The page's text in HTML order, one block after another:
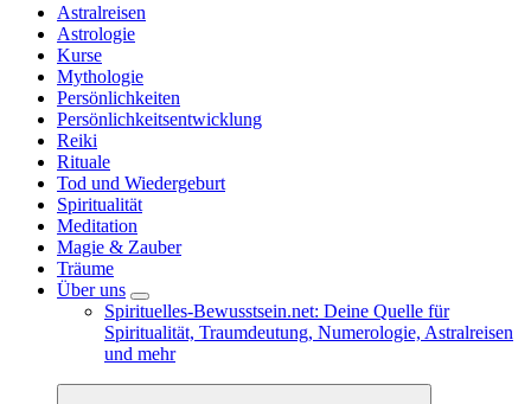
Astralreisen
Astrologie
Kurse
Mythologie
Persönlichkeiten
Persönlichkeitsentwicklung
Reiki
Rituale
Tod und Wiedergeburt
Spiritualität
Meditation
Magie & Zauber
Träume
Über uns
Spirituelles-Bewusstsein.net: Deine Quelle für
Spiritualität, Traumdeutung, Numerologie, Astralreisen
und mehr